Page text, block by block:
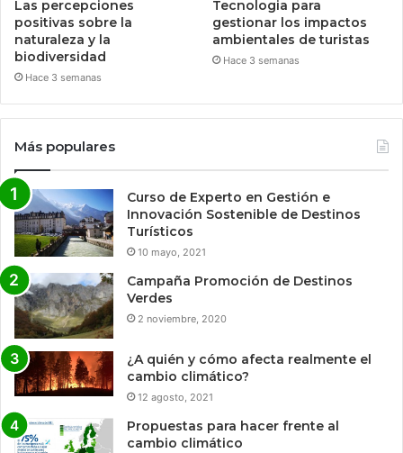
Las percepciones
positivas sobre la
naturaleza y la
biodiversidad
Hace 3 semanas
Tecnologia para
gestionar los impactos
ambientales de turistas
Hace 3 semanas
Más populares
Curso de Experto en Gestión e
Innovación Sostenible de Destinos
Turísticos
10 mayo, 2021
Campaña Promoción de Destinos
Verdes
2 noviembre, 2020
¿A quién y cómo afecta realmente el
cambio climático?
12 agosto, 2021
Propuestas para hacer frente al
cambio climático